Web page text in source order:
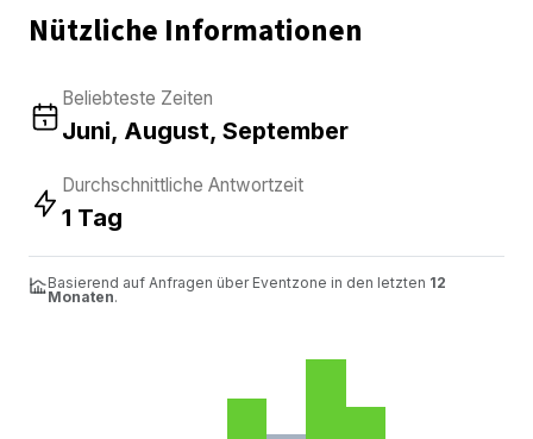
Nützliche Informationen
Beliebteste Zeiten
Juni, August, September
Durchschnittliche Antwortzeit
1 Tag
Basierend auf Anfragen über Eventzone in den letzten 12
Monaten.